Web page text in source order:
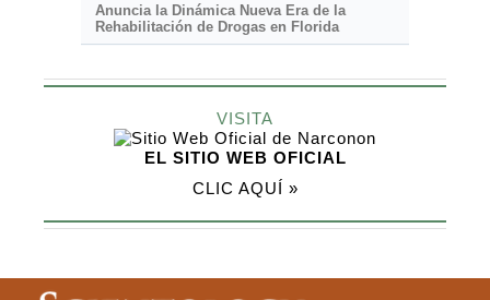
Anuncia la Dinámica Nueva Era de la
Rehabilitación de Drogas en Florida
VISITA
EL SITIO WEB OFICIAL
CLIC AQUÍ »